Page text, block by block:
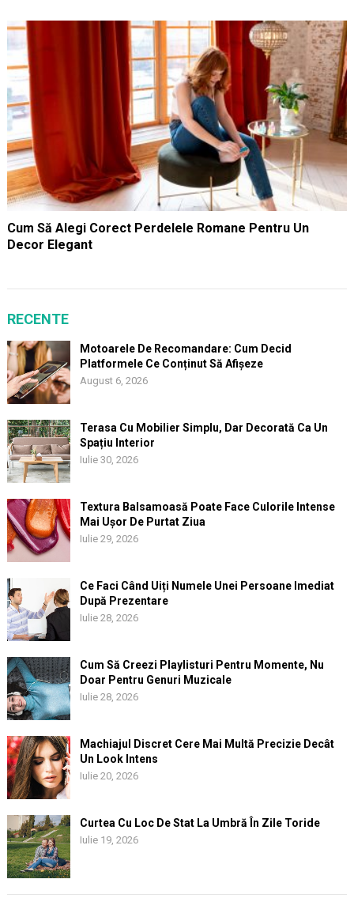
Cum Să Alegi Corect Perdelele Romane Pentru Un
Decor Elegant
RECENTE
Motoarele De Recomandare: Cum Decid
Platformele Ce Conținut Să Afișeze
August 6, 2026
Terasa Cu Mobilier Simplu, Dar Decorată Ca Un
Spațiu Interior
Iulie 30, 2026
Textura Balsamoasă Poate Face Culorile Intense
Mai Ușor De Purtat Ziua
Iulie 29, 2026
Ce Faci Când Uiți Numele Unei Persoane Imediat
După Prezentare
Iulie 28, 2026
Cum Să Creezi Playlisturi Pentru Momente, Nu
Doar Pentru Genuri Muzicale
Iulie 28, 2026
Machiajul Discret Cere Mai Multă Precizie Decât
Un Look Intens
Iulie 20, 2026
Curtea Cu Loc De Stat La Umbră În Zile Toride
Iulie 19, 2026